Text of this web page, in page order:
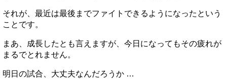
それが、最近は最後までファイトできるようになったという
ことです。
まあ、成長したとも言えますが、今日になってもその疲れが
まるでとれません。
明日の試合、大丈夫なんだろうか …